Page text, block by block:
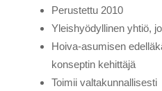
Perustettu 2010
Yleishyödyllinen yhtiö,
Hoiva-asumisen
konseptin kehittäjä
Toimii valtakunnallisesti